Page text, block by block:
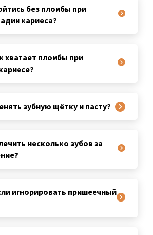
без пломбы при
кариеса?
хватает пломбы при
зубную щётку и пасту?
несколько зубов за
игнорировать пришеечный